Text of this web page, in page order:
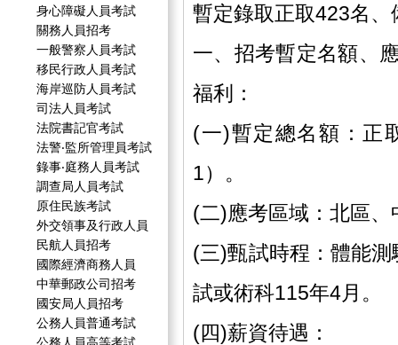
身心障礙人員考試
關務人員招考
一般警察人員考試
移民行政人員考試
海岸巡防人員考試
司法人員考試
法院書記官考試
法警‧監所管理員考試
錄事‧庭務人員考試
調查局人員考試
原住民族考試
外交領事及行政人員
民航人員招考
國際經濟商務人員
中華郵政公司招考
國安局人員招考
公務人員普通考試
暫定錄取正取423名
一、招考暫定名額、
福利：
(一)暫定總名額：正
1）。
(二)應考區域：北區
(三)甄試時程：體能
試或術科115年4月。
(四)薪資待遇：